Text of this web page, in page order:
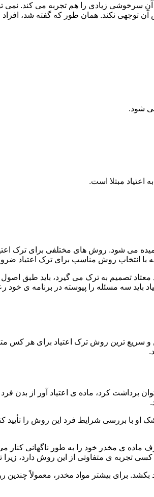
سرخوشی زیادی را هم تجربه می کند. نمی
نکند. همان طور که گفته شد، افراد می
شود.
مبتلا است.
می شود. روش های مختلفی برای ترک
انتخاب روش مناسب برای ترک اعتیاد
تصمیم به ترک می گیرد، باید طبق
باید سه مسئله را پیوسته در برنامه ی خود
سریع ترین روش ترک اعتیاد برای هر کس
کرد، ماده ی اعتیاد آور از بدن
او با بررسی شرایط فرد این روش را تأیید
ی مخدر خود را به طور ناگهانی کنار
تجربه ی متفاوتی از این روش دارد، زیرا
برای بیشتر مواد مخدر، معمولاً